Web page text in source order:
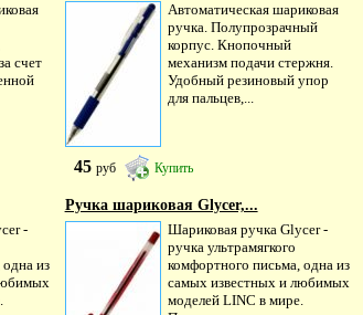
счет
Автоматическая шариковая
ручка. Полупрозрачный
корпус. Кнопочный
механизм подачи стержня.
Удобный резиновый упор
для пальцев,...
45 руб Купить
-
из
Ручка шариковая Glycer,...
Шариковая ручка Glycer -
ручка ультрамягкого
комфортного письма, одна из
самых известных и любимых
моделей LINC в мире.